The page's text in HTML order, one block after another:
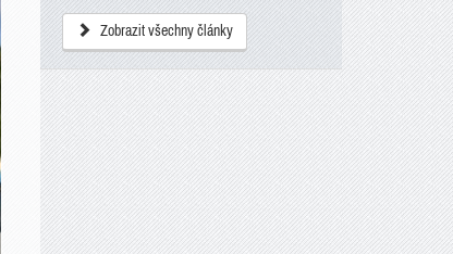
Zobrazit všechny články